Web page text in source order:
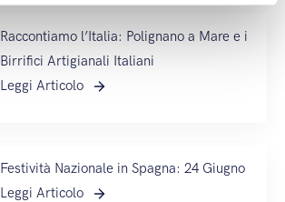
Raccontiamo l’Italia: Polignano a Mare e i
Birrifici Artigianali Italiani
Leggi Articolo
Festività Nazionale in Spagna: 24 Giugno
Leggi Articolo